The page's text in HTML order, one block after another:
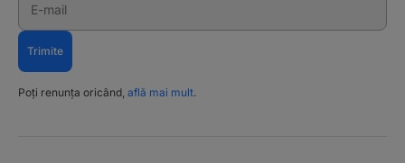
E-mail
Trimite
Poți renunța oricând, află mai mult.